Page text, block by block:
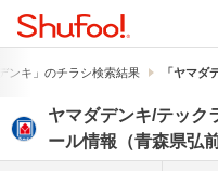
ンキ」のチラシ検索結果 「ヤマダ
ヤマダデンキ/テック
ール情報（青森県弘前